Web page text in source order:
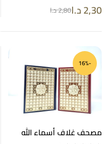
2,80د.ا 2,30د.ا
-16%
مصحف غلاف أسماء الله